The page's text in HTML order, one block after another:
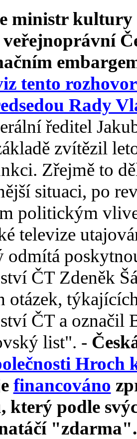
ministr kultury
veřejnoprávní
tento
Rady
ředitel
zvítězil
Zřejmě to
situaci, po
politickým
televize
odmítá
ČT Zdeněk
otázek,
ČT a označil
list". -
Hroch
financováno
který podle
"zdarma".